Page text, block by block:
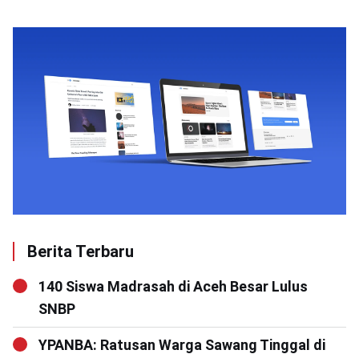
Berita Terbaru
140 Siswa Madrasah di Aceh Besar Lulus
SNBP
YPANBA: Ratusan Warga Sawang Tinggal di